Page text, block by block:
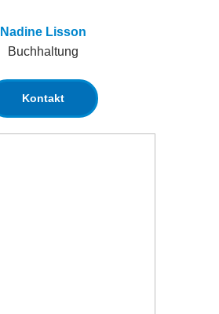
Nadine Lisson
Buchhaltung
Kontakt